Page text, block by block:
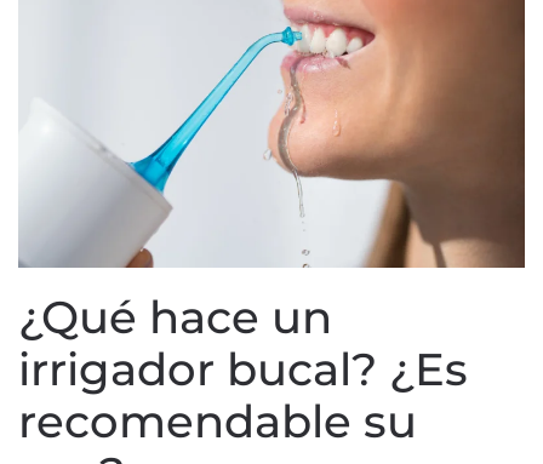
¿Qué hace un
irrigador bucal? ¿Es
recomendable su